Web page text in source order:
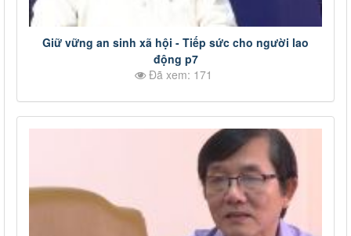
Giữ vững an sinh xã hội - Tiếp sức cho người lao
động p7
Đã xem: 171